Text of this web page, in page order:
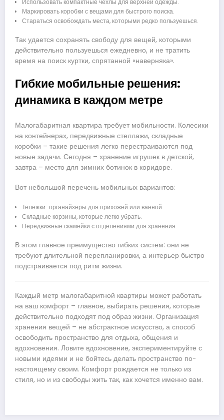
Использовать компактные чехлы для верхней одежды.
Маркировать коробки с вещами для быстрого поиска.
Стараться освобождать места, которыми редко пользуешься.
Так удается сохранять свободу для вещей, которыми
действительно пользуешься ежедневно, и не тратить
время на поиск куртки, спрятанной «наверняка».
Гибкие мобильные решения:
динамика в каждом метре
Малогабаритная квартира требует мобильности. Колесики
на контейнерах, передвижные стеллажи, складные
коробки – такие решения легко перестраиваются под
новые задачи. Сегодня – хранение игрушек в детской,
завтра – место для зимних ботинок в коридоре.
Вот небольшой перечень мобильных вариантов:
Тележки-органайзеры для прихожей или ванной.
Складные корзины, которые легко убрать.
Передвижные скамейки с отделениями для хранения.
В этом главное преимущество гибких систем: они не
требуют длительной перепланировки, а интерьер быстро
подстраивается под ритм жизни.
Каждый метр малогабаритной квартиры может работать
на ваш комфорт – главное, выбирать решения, которые
действительно подходят под образ жизни. Организация
хранения вещей – не абстрактное искусство, а способ
освободить пространство для отдыха, общения и
вдохновения. Ловите вдохновение, экспериментируйте с
новыми идеями и не бойтесь делать пространство по-
настоящему своим. Комфорт рождается не только из
стиля, но и из свободы жить так, как хочется именно вам.